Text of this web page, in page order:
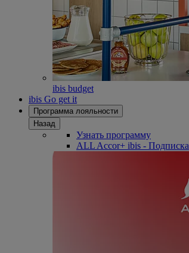
ibis budget
ibis Go get it
Программа лояльности
Назад
Узнать программу
ALL Accor+ ibis - Подписка